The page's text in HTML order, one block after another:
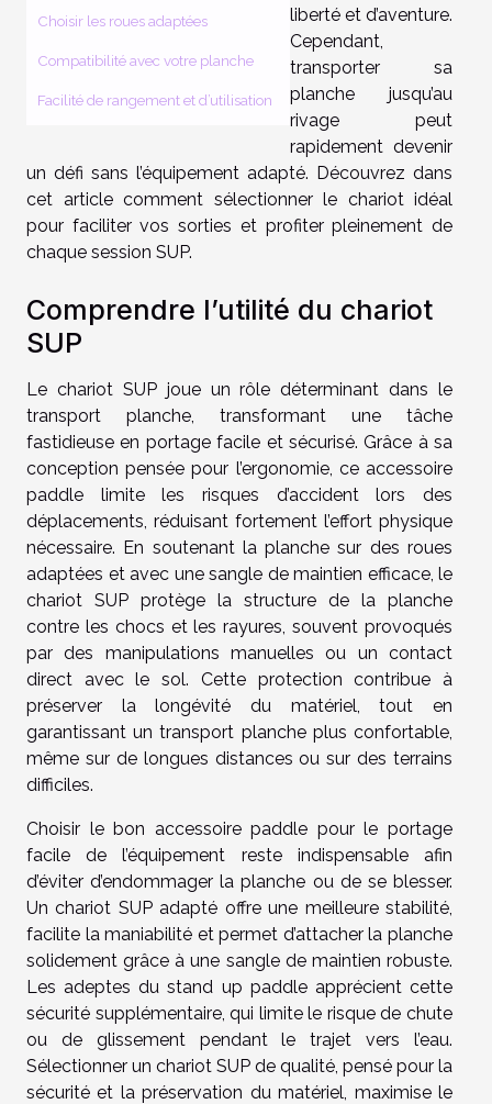
Choisir les roues adaptées
Compatibilité avec votre planche
Facilité de rangement et d’utilisation
liberté et d’aventure.
Cependant,
transporter sa
planche jusqu’au
rivage peut
rapidement devenir
un défi sans l’équipement adapté. Découvrez dans
cet article comment sélectionner le chariot idéal
pour faciliter vos sorties et profiter pleinement de
chaque session SUP.
Comprendre l’utilité du chariot
SUP
Le chariot SUP joue un rôle déterminant dans le
transport planche, transformant une tâche
fastidieuse en portage facile et sécurisé. Grâce à sa
conception pensée pour l’ergonomie, ce accessoire
paddle limite les risques d’accident lors des
déplacements, réduisant fortement l’effort physique
nécessaire. En soutenant la planche sur des roues
adaptées et avec une sangle de maintien efficace, le
chariot SUP protège la structure de la planche
contre les chocs et les rayures, souvent provoqués
par des manipulations manuelles ou un contact
direct avec le sol. Cette protection contribue à
préserver la longévité du matériel, tout en
garantissant un transport planche plus confortable,
même sur de longues distances ou sur des terrains
difficiles.
Choisir le bon accessoire paddle pour le portage
facile de l’équipement reste indispensable afin
d’éviter d’endommager la planche ou de se blesser.
Un chariot SUP adapté offre une meilleure stabilité,
facilite la maniabilité et permet d’attacher la planche
solidement grâce à une sangle de maintien robuste.
Les adeptes du stand up paddle apprécient cette
sécurité supplémentaire, qui limite le risque de chute
ou de glissement pendant le trajet vers l’eau.
Sélectionner un chariot SUP de qualité, pensé pour la
sécurité et la préservation du matériel, maximise le